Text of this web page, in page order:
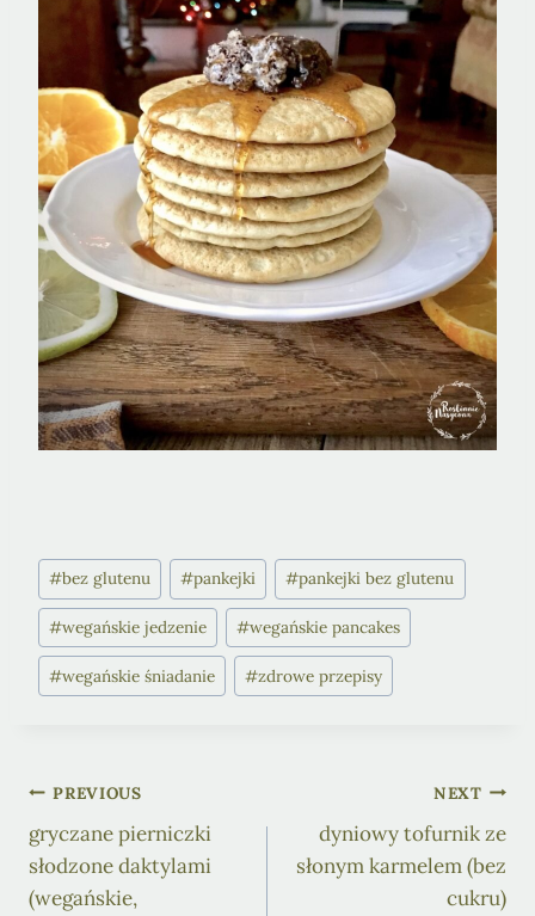
Post
Tags:
#bez glutenu #pankejki #pankejki bez glutenu
#wegańskie jedzenie #wegańskie pancakes
#wegańskie śniadanie #zdrowe przepisy
Post
navigation
PREVIOUS
gryczane pierniczki
słodzone daktylami
(wegańskie,
NEXT
dyniowy tofurnik ze
słonym karmelem (bez
cukru)